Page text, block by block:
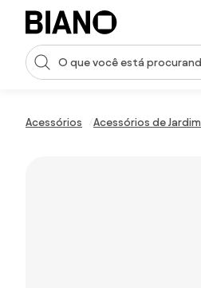
Saltar para o conteúdo
Entrada de pesquisa
Acessórios Acessórios de Jardim